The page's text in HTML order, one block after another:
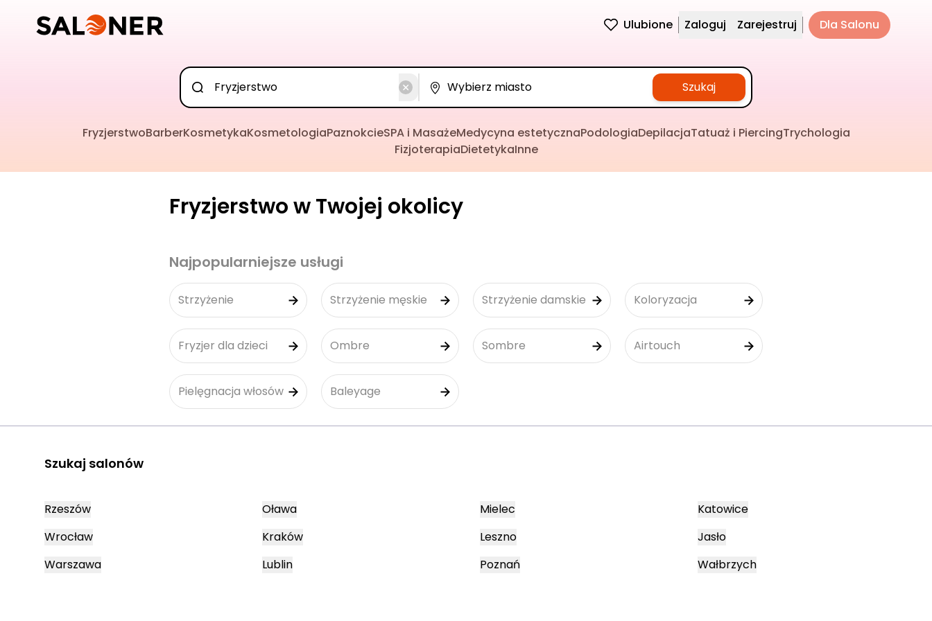
Ulubione Zaloguj Zarejestruj Dla Salonu
Szukaj
FryzjerstwoBarberKosmetykaKosmetologiaPaznokcieSPA i MasażeMedycyna estetycznaPodologiaDepilacjaTatuaż i PiercingTrychologia
FizjoterapiaDietetykaInne
Fryzjerstwo w Twojej okolicy
Najpopularniejsze usługi
Strzyżenie Strzyżenie męskie Strzyżenie damskie Koloryzacja
Fryzjer dla dzieci Ombre Sombre Airtouch
Pielęgnacja włosów Baleyage
Szukaj salonów
Rzeszów
Wrocław
Warszawa
Oława
Kraków
Lublin
Mielec
Leszno
Poznań
Katowice
Jasło
Wałbrzych